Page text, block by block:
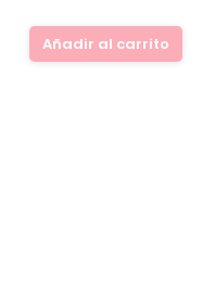
Añadir al carrito